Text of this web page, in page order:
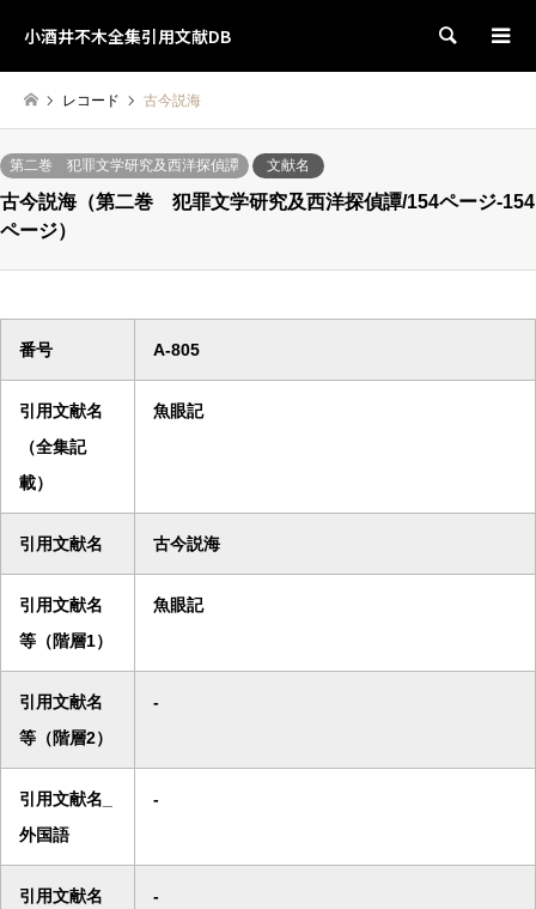
小酒井不木全集引用文献DB 検索
レコード 古今説海
第二巻 犯罪文学研究及西洋探偵譚 文献名
古今説海（第二巻 犯罪文学研究及西洋探偵譚/154ページ-154
ページ）
番号 A-805
引用文献名
（全集記
載）
魚眼記
引用文献名 古今説海
引用文献名
等（階層1）
魚眼記
引用文献名
等（階層2）
-
引用文献名_
外国語
-
引用文献名
-